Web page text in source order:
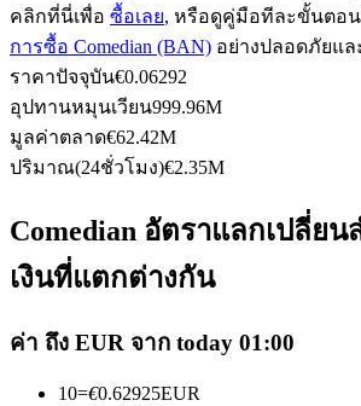
คัดลอกการซื้อขาย
เข้าร่วมกับเทรดเดอร์ชั้นนำ
คลิกที่นี่เพื่อ ซื้อเลย, หรือดูคู่มือทีละขั้นตอน
การซื้อ Comedian (BAN) อย่างปลอดภัยแล
ราคาปัจจุบัน€0.06292
อุปทานหมุนเวียน999.96M
มูลค่าตลาด€62.42M
ปริมาณ(24ชั่วโมง)€2.35M
Comedian อัตราแลกเปลี่ย
เงินที่แตกต่างกัน
ค่า ถึง EUR จาก today 01:00
10=€0.62925EUR